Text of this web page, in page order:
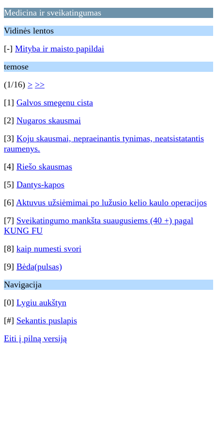
Medicina ir sveikatingumas
Vidinės lentos
[-] Mityba ir maisto papildai
temose
(1/16) > >>
[1] Galvos smegenu cista
[2] Nugaros skausmai
[3] Koju skausmai, nepraeinantis tynimas, neatsistatantis
raumenys.
[4] Riešo skausmas
[5] Dantys-kapos
[6] Aktuvus užsiėmimai po lužusio kelio kaulo operacijos
[7] Sveikatingumo mankšta suaugusiems (40 +) pagal
KUNG FU
[8] kaip numesti svori
[9] Bėda(pulsas)
Navigacija
[0] Lygiu aukštyn
[#] Sekantis puslapis
Eiti į pilną versiją